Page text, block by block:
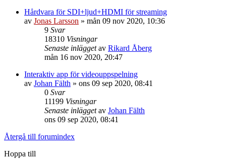
Hårdvara för SDI+ljud+HDMI för streaming
av Jonas Larsson » mån 09 nov 2020, 10:36
9 Svar
18310 Visningar
Senaste inläggetav Rikard Åberg
mån 16 nov 2020, 20:47
Interaktiv app för videouppspelning
av Johan Fälth » ons 09 sep 2020, 08:41
0 Svar
11199 Visningar
Senaste inläggetav Johan Fälth
ons 09 sep 2020, 08:41
Återgå till forumindex
Hoppa till